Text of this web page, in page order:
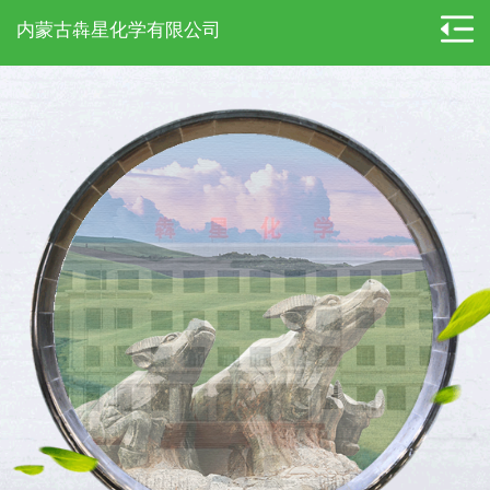
内蒙古犇星化学有限公司